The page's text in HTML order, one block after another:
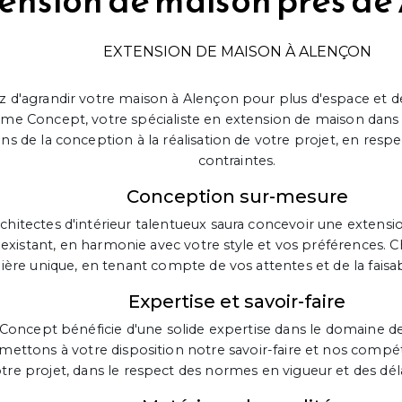
EXTENSION DE MAISON À ALENÇON
d'agrandir votre maison à Alençon pour plus d'espace et
Concept, votre spécialiste en extension de maison
de la conception à la réalisation de votre projet, en
contraintes.
Conception sur-mesure
d'intérieur talentueux saura concevoir une
en harmonie avec votre style et vos préférences.
unique, en tenant compte de vos attentes et de la
Expertise et savoir-faire
bénéficie d'une solide expertise dans le domaine
à votre disposition notre savoir-faire et nos
projet, dans le respect des normes en vigueur et des